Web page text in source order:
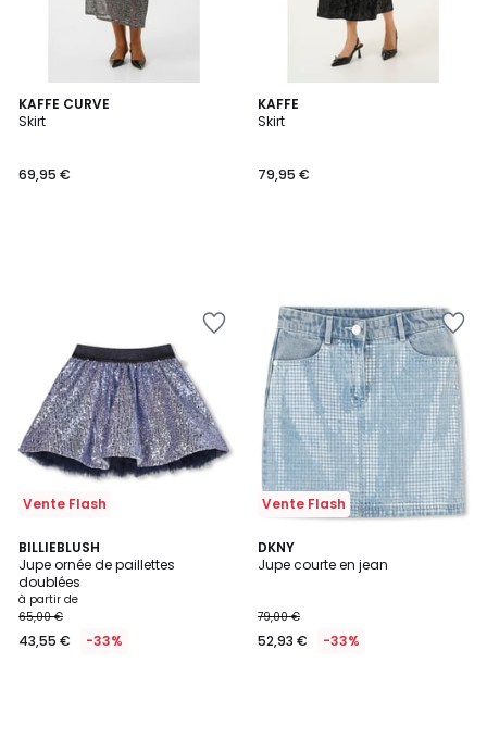
KAFFE CURVE
Skirt
69,95 €
KAFFE
Skirt
79,95 €
Vente Flash
BILLIEBLUSH
Jupe ornée de paillettes
doublées
à partir de
65,00 €
43,55 € -33%
Vente Flash
DKNY
Jupe courte en jean
79,00 €
52,93 € -33%